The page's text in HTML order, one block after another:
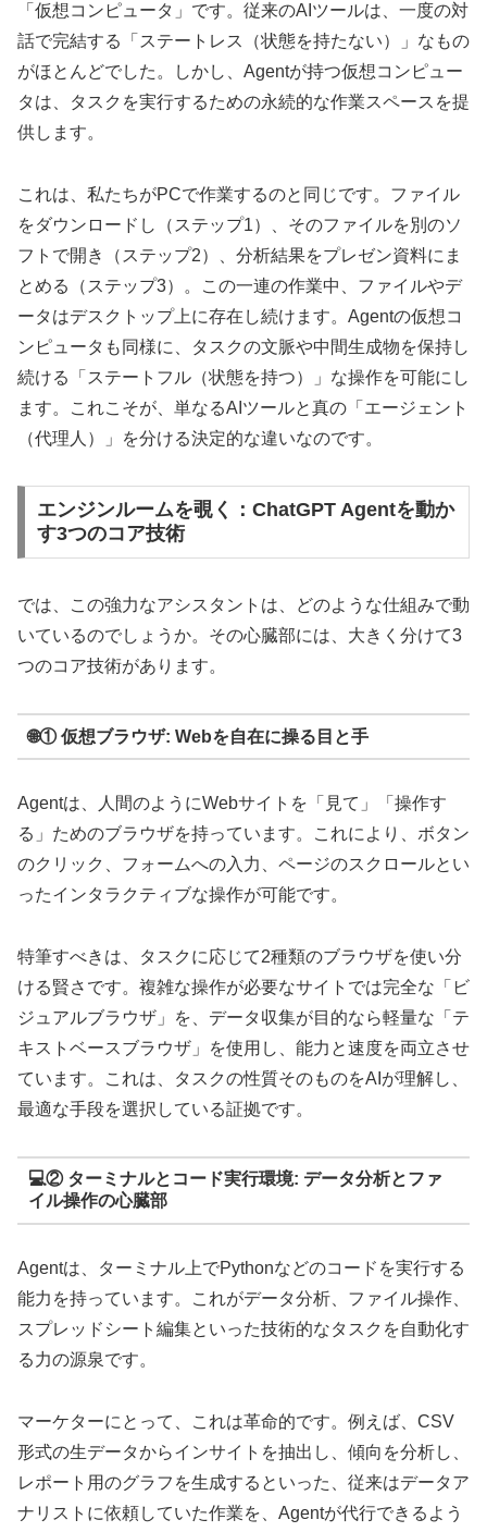
「仮想コンピュータ」です。従来のAIツールは、一度の対
話で完結する「ステートレス（状態を持たない）」なもの
がほとんどでした。しかし、Agentが持つ仮想コンピュー
タは、タスクを実行するための永続的な作業スペースを提
供します。
これは、私たちがPCで作業するのと同じです。ファイル
をダウンロードし（ステップ1）、そのファイルを別のソ
フトで開き（ステップ2）、分析結果をプレゼン資料にま
とめる（ステップ3）。この一連の作業中、ファイルやデ
ータはデスクトップ上に存在し続けます。Agentの仮想コ
ンピュータも同様に、タスクの文脈や中間生成物を保持し
続ける「ステートフル（状態を持つ）」な操作を可能にし
ます。これこそが、単なるAIツールと真の「エージェント
（代理人）」を分ける決定的な違いなのです。
エンジンルームを覗く：ChatGPT Agentを動か
す3つのコア技術
では、この強力なアシスタントは、どのような仕組みで動
いているのでしょうか。その心臓部には、大きく分けて3
つのコア技術があります。
🌐① 仮想ブラウザ: Webを自在に操る目と手
Agentは、人間のようにWebサイトを「見て」「操作す
る」ためのブラウザを持っています。これにより、ボタン
のクリック、フォームへの入力、ページのスクロールとい
ったインタラクティブな操作が可能です。
特筆すべきは、タスクに応じて2種類のブラウザを使い分
ける賢さです。複雑な操作が必要なサイトでは完全な「ビ
ジュアルブラウザ」を、データ収集が目的なら軽量な「テ
キストベースブラウザ」を使用し、能力と速度を両立させ
ています。これは、タスクの性質そのものをAIが理解し、
最適な手段を選択している証拠です。
💻② ターミナルとコード実行環境: データ分析とファ
イル操作の心臓部
Agentは、ターミナル上でPythonなどのコードを実行する
能力を持っています。これがデータ分析、ファイル操作、
スプレッドシート編集といった技術的なタスクを自動化す
る力の源泉です。
マーケターにとって、これは革命的です。例えば、CSV
形式の生データからインサイトを抽出し、傾向を分析し、
レポート用のグラフを生成するといった、従来はデータア
ナリストに依頼していた作業を、Agentが代行できるよう